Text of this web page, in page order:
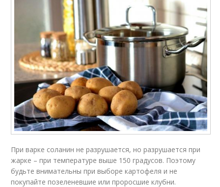
При варке соланин не разрушается, но разрушается при
жарке – при температуре выше 150 градусов. Поэтому
будьте внимательны при выборе картофеля и не
покупайте позеленевшие или проросшие клубни.